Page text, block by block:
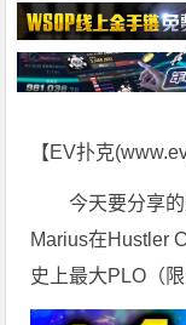
【EV扑克(
今天要分享
Marius在Hustler
史上最大PLO（